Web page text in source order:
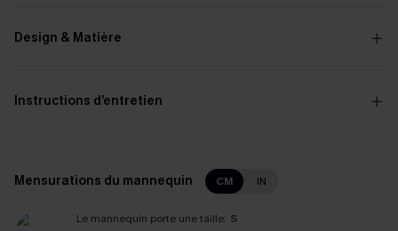
Design & Matière
Instructions d’entretien
Mensurations du mannequin CM IN
Le mannequin porte une taille: S